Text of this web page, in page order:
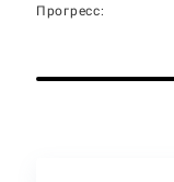
Прогресс: